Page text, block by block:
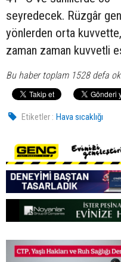
seyredecek. Rüzgâr
yönlerden orta
zaman zaman kuvvetli
Bu haber toplam 1528 defa
Etiketler : Hava sıcaklığı